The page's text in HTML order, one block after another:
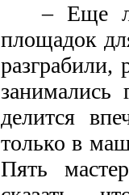
– Еще лет
площадок
разграбили,
делится
только в
Пять